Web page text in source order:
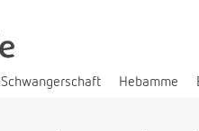
Schwangerschaft Hebamme